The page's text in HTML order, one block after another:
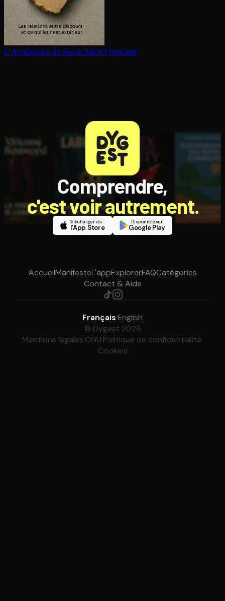
L’Archéologie du Savoir Michel Foucault
Comprendre,
c'est voir autrement.
Télécharger dans
l'App Store
Disponible sur
Google Play
AccueilManifesteL'appExplorerFAQCatégories
Contact & Aide
Français·English
© Dygest 2026
Mentions légales·CGU·Politique de confidentialité·
Cookies